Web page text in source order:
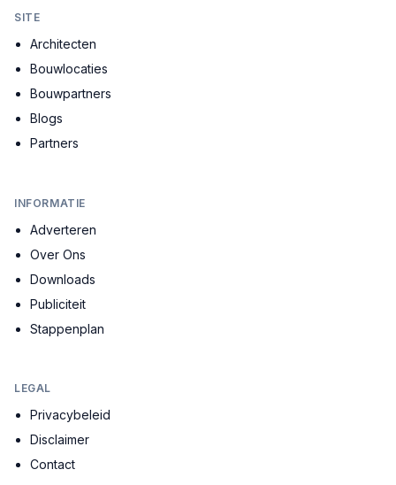
SITE
Architecten
Bouwlocaties
Bouwpartners
Blogs
Partners
INFORMATIE
Adverteren
Over Ons
Downloads
Publiciteit
Stappenplan
LEGAL
Privacybeleid
Disclaimer
Contact